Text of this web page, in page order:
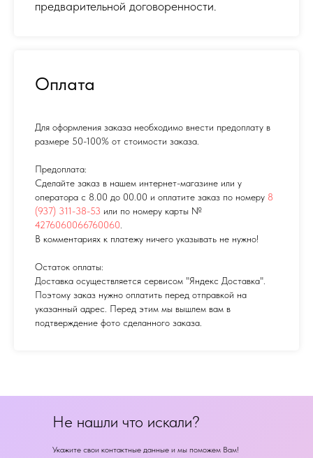
предварительной договоренности.
Оплата
Для оформления заказа необходимо внести предоплату в
размере 50-100% от стоимости заказа.
Предоплата:
Сделайте заказ в нашем интернет-магазине или у
оператора с 8.00 до 00.00 и оплатите заказ по номеру 8
(937) 311-38-53 или по номеру карты №
4276060066760060
В комментариях к платежу ничего указывать не нужно!
Остаток оплаты:
Доставка осуществляется сервисом "Яндекс Доставка".
Поэтому заказ нужно оплатить перед отправкой на
указанный адрес. Перед этим мы вышлем вам в
подтверждение фото сделанного заказа.
Не нашли что искали?
Укажите свои контактные данные и мы поможем Вам!